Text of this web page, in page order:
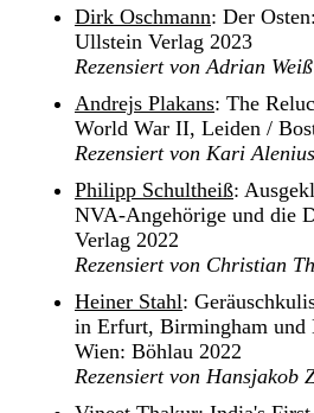
Dirk Oschmann: Der
Ullstein Verlag 2023
Rezensiert von Adrian Weiß
Andrejs Plakans: The
World War II, Leiden /
Rezensiert von Kari Alenius
Philipp Schultheiß:
NVA-Angehörige und die
Verlag 2022
Rezensiert von Christian
Heiner Stahl:
in Erfurt, Birmingham und
Wien: Böhlau 2022
Rezensiert von Hansjakob